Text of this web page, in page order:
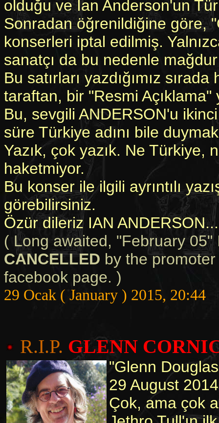
olduğu ve Ian Anderson'un
Sonradan öğrenildiğine göre,
konserleri iptal edilmiş.
sanatçı da bu nedenle
Bu satırları yazdığımız
taraftan, bir "Resmi Açıklama"
Bu, sevgili ANDERSON'u
süre Türkiye adını bile
Yazık, çok yazık. Ne Türkiye,
haketmiyor.
Bu konser ile ilgili ayrıntılı
görebilirsiniz.
Özür dileriz IAN
( Long awaited, "February
CANCELLED by the
facebook page. )
29 Ocak ( January ) 2015, 20:44
R.I.P. GLENN
"Glenn
29 August
Çok, ama çok